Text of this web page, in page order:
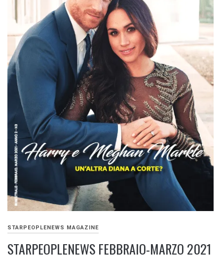
STARPEOPLENEWS MAGAZINE
STARPEOPLENEWS FEBBRAIO-MARZO 2021